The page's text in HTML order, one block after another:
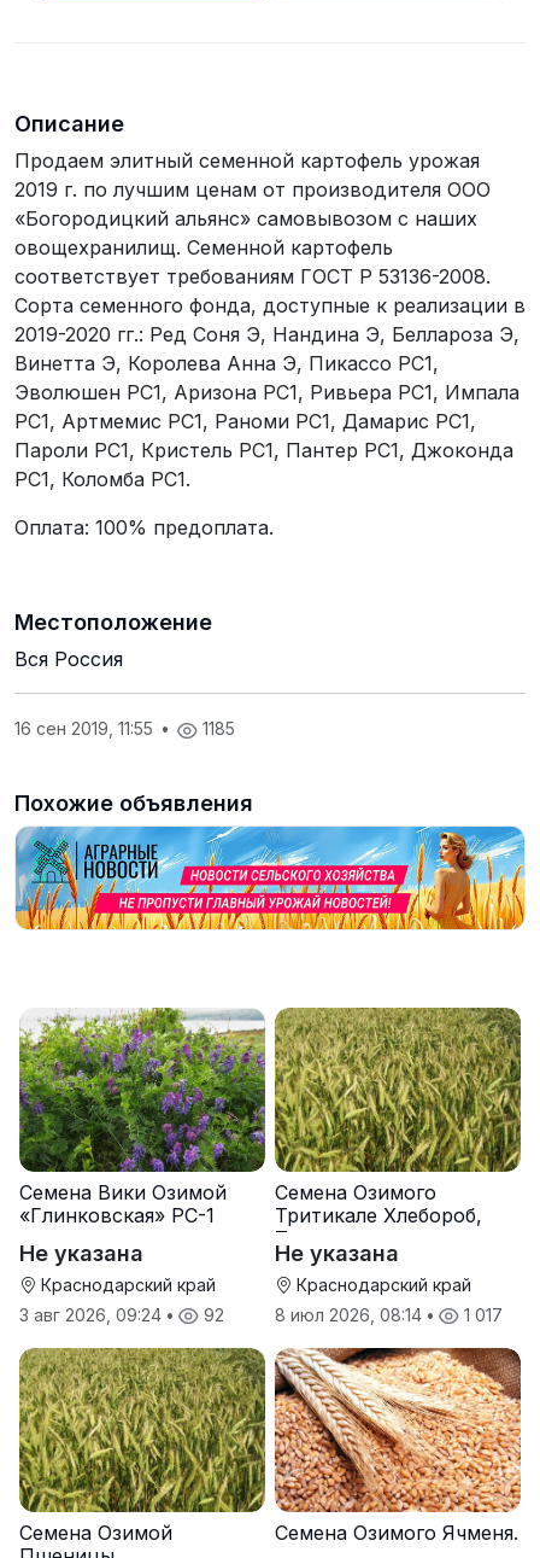
Описание
Продаем элитный семенной картофель урожая
2019 г. по лучшим ценам от производителя ООО
«Богородицкий альянс» самовывозом с наших
овощехранилищ. Семенной картофель
соответствует требованиям ГОСТ Р 53136-2008.
Сорта семенного фонда, доступные к реализации в
2019-2020 гг.: Ред Соня Э, Нандина Э, Беллароза Э,
Винетта Э, Королева Анна Э, Пикассо РС1,
Эволюшен РС1, Аризона РС1, Ривьера РС1, Импала
РС1, Артмемис РС1, Раноми РС1, Дамарис РС1,
Пароли РС1, Кристель РС1, Пантер РС1, Джоконда
РС1, Коломба РС1.
Оплата: 100% предоплата.
Местоположение
Вся Россия
16 сен 2019, 11:55 • 1185
Похожие объявления
Семена Вики Озимой
«Глинковская» РС-1
Не указана
Краснодарский край
3 авг 2026, 09:24 • 92
Семена Озимого
Тритикале Хлебороб,
Тихон
Не указана
Краснодарский край
8 июл 2026, 08:14 • 1 017
Семена Озимой
Семена Озимого Ячменя.